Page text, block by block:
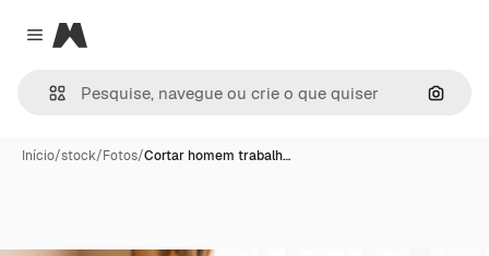
Close menu
Magnific
Início/stock/Fotos/Cortar homem trabalh…